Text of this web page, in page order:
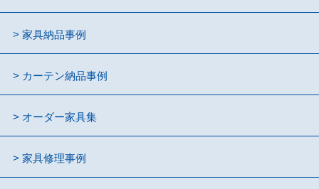
家具納品事例
カーテン納品事例
オーダー家具集
家具修理事例